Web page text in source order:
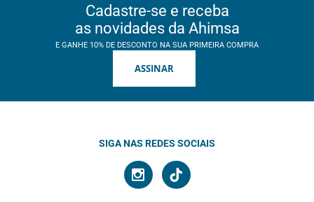
Cadastre-se e receba
as novidades da Ahimsa
E GANHE 10% DE DESCONTO NA SUA PRIMEIRA COMPRA
ASSINAR
SIGA NAS REDES SOCIAIS